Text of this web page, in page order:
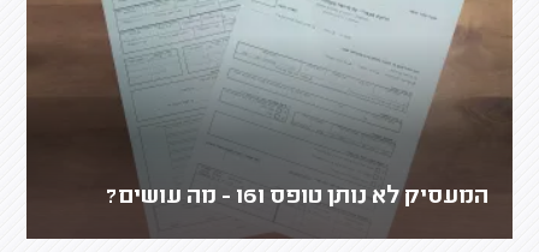
המעסיק לא נותן טופס 161 - מה עושים?